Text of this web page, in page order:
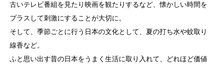
古いテレビ番組を見たり映画を観たりするなど、懐かしい時間を
プラスして刺激にすることが大切に。
そして、季節ごとに行う日本の文化として、夏の打ち水や蚊取り
線香など。
ふと思い出す昔の日本をうまく生活に取り入れて、どれほど価値